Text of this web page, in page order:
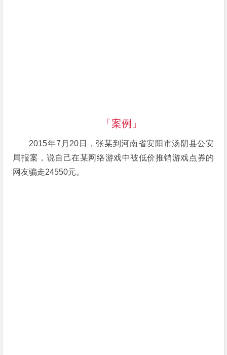
「案例」
2015年7月20日，张某到河南省安阳市汤阴县公安
局报案，说自己在某网络游戏中被低价推销游戏点券的
网友骗走24550元。